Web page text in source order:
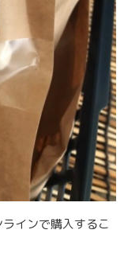
インで購入するこ